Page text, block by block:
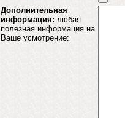
Дополнительная
информация: любая
полезная информация на
Ваше усмотрение: